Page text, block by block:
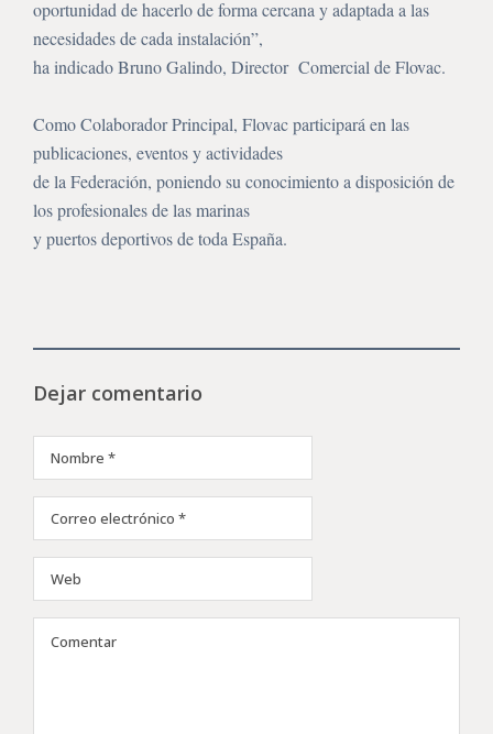
oportunidad de hacerlo de forma cercana y adaptada a las
necesidades de cada instalación”,
ha indicado Bruno Galindo, Director Comercial de Flovac.
Como Colaborador Principal, Flovac participará en las
publicaciones, eventos y actividades
de la Federación, poniendo su conocimiento a disposición de
los profesionales de las marinas
y puertos deportivos de toda España.
Dejar comentario